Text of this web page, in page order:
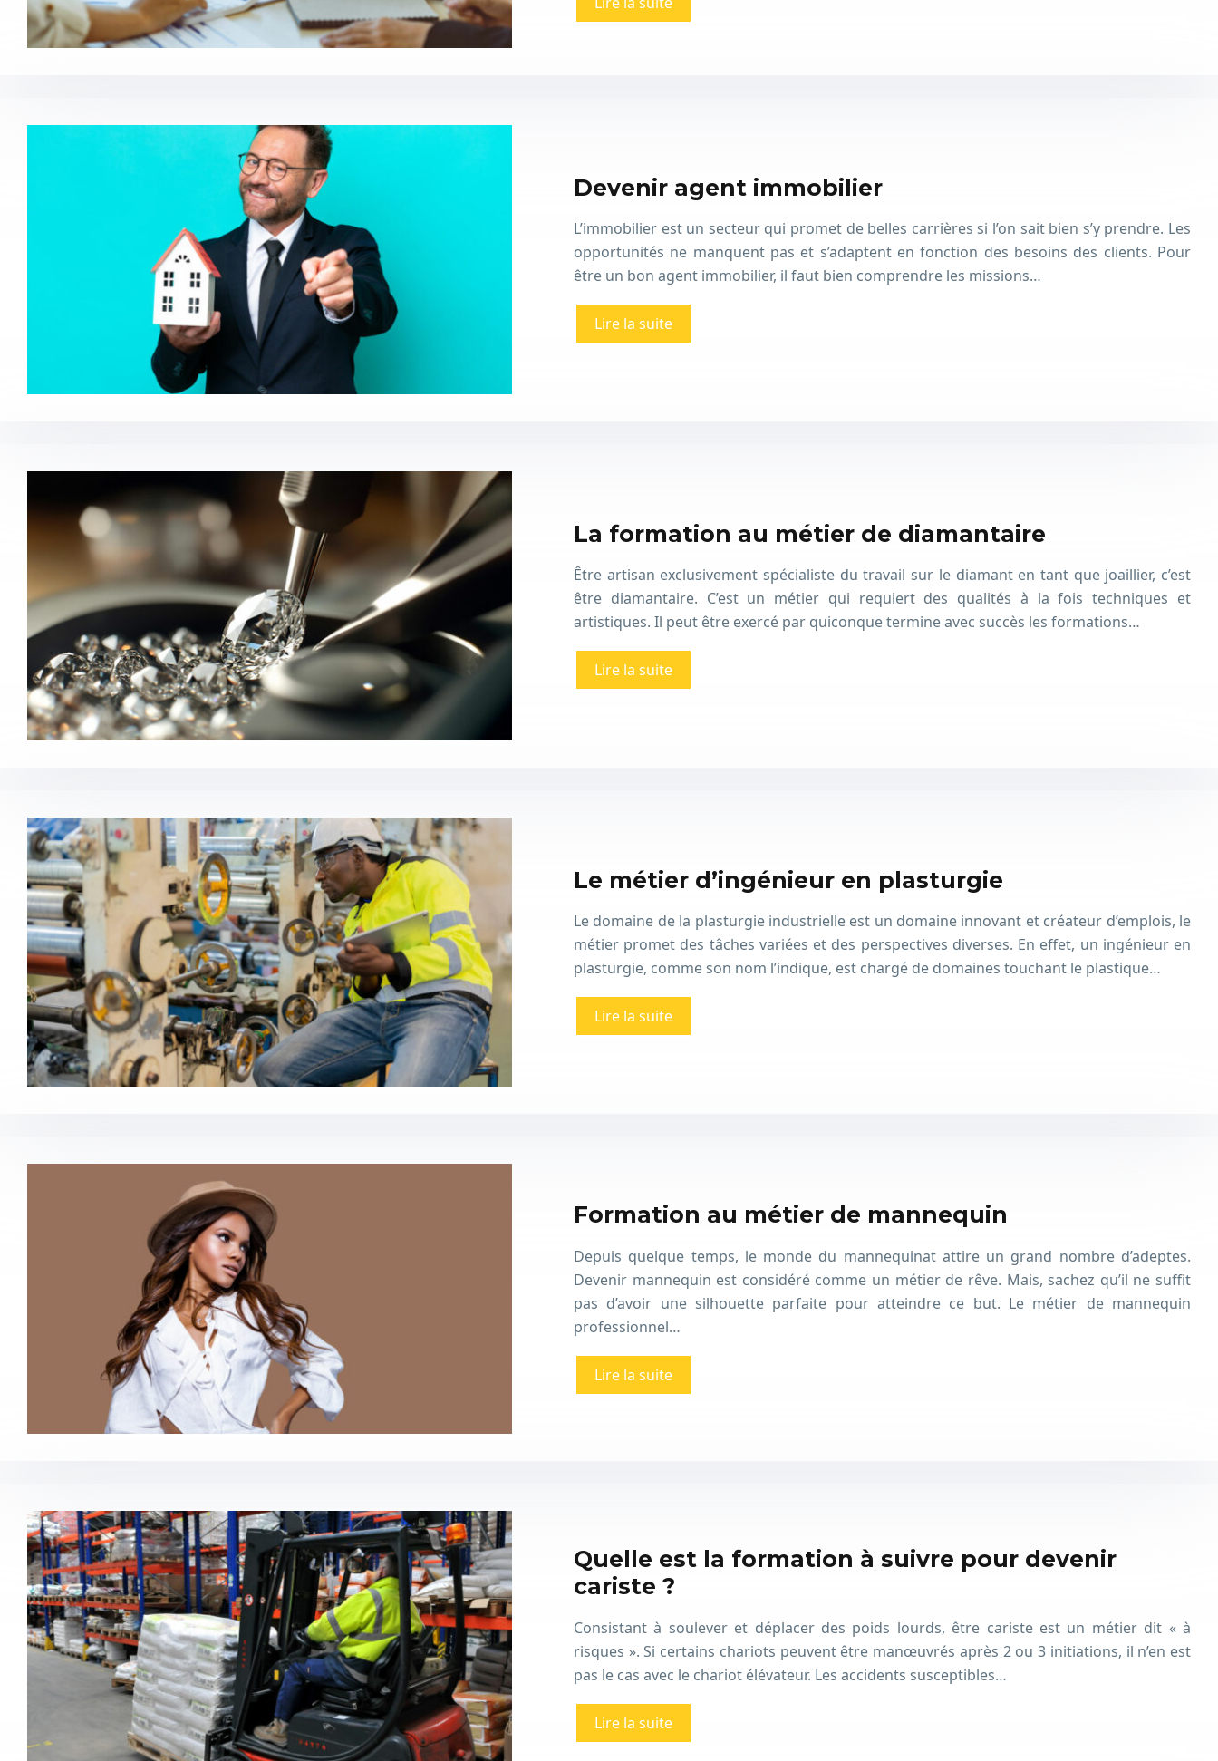
Devenir agent immobilier
L’immobilier est un secteur qui promet de belles carrières si l’on sait bien s’y prendre. Les
opportunités ne manquent pas et s’adaptent en fonction des besoins des clients. Pour
être un bon agent immobilier, il faut bien comprendre les missions…
Lire la suite
La formation au métier de diamantaire
Être artisan exclusivement spécialiste du travail sur le diamant en tant que joaillier, c’est
être diamantaire. C’est un métier qui requiert des qualités à la fois techniques et
artistiques. Il peut être exercé par quiconque termine avec succès les formations…
Lire la suite
Le métier d’ingénieur en plasturgie
Le domaine de la plasturgie industrielle est un domaine innovant et créateur d’emplois, le
métier promet des tâches variées et des perspectives diverses. En effet, un ingénieur en
plasturgie, comme son nom l’indique, est chargé de domaines touchant le plastique…
Lire la suite
Formation au métier de mannequin
Depuis quelque temps, le monde du mannequinat attire un grand nombre d’adeptes.
Devenir mannequin est considéré comme un métier de rêve. Mais, sachez qu’il ne suffit
pas d’avoir une silhouette parfaite pour atteindre ce but. Le métier de mannequin
professionnel…
Lire la suite
Quelle est la formation à suivre pour devenir
cariste ?
Consistant à soulever et déplacer des poids lourds, être cariste est un métier dit « à
risques ». Si certains chariots peuvent être manœuvrés après 2 ou 3 initiations, il n’en est
pas le cas avec le chariot élévateur. Les accidents susceptibles…
Lire la suite